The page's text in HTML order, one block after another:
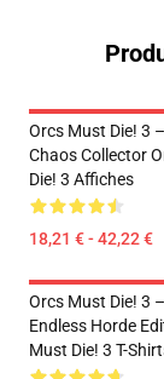
Orcs Must Die! 3
Chaos Collector
Die! 3 Affiches
18,21 € - 42,22 €
Orcs Must Die! 3
Endless Horde
Must Die! 3 T-